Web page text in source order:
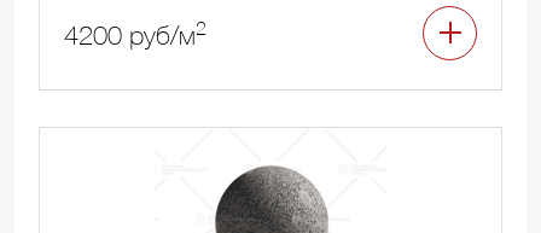
4200 руб/м2